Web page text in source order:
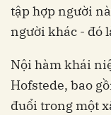
tập hợp người
người khác - đó
Nội hàm khái
Hofstede, bao
đuổi trong một